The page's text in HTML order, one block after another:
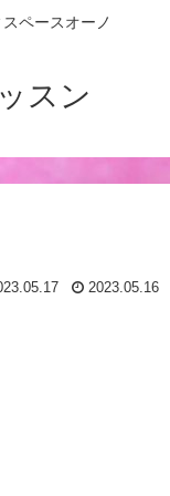
ペースオーノ
スン
2023.05.16